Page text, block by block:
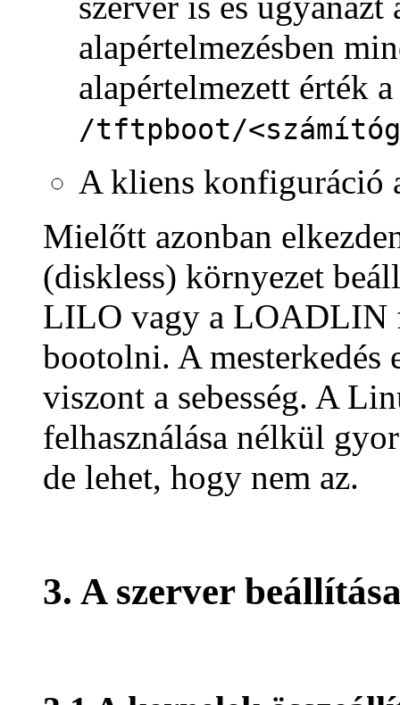
alapértelmezésben
alapértelmezett érték
/tftpboot/
A kliens konfiguráció
Mielőtt azonban
(diskless) környezet
LILO vagy a LOADLIN
bootolni. A mesterkedés
viszont a sebesség. A
felhasználása nélkül
de lehet, hogy nem az.
3. A szerver